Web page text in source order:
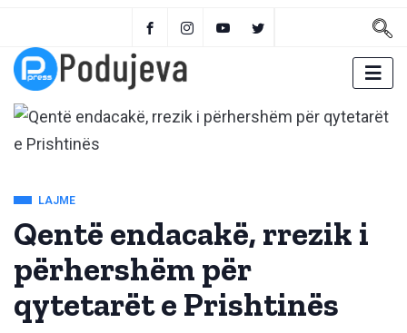
LAJME
Qentë endacakë, rrezik i
përhershëm për
qytetarët e Prishtinës